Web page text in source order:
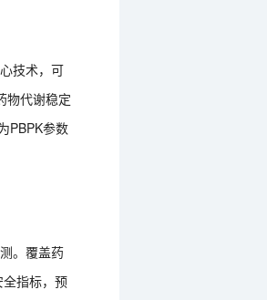
技术，可
物代谢稳定
PBPK参数
。覆盖药
指标，预